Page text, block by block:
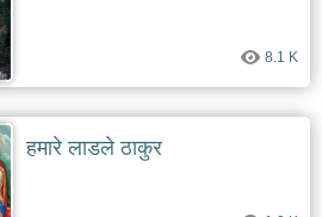
8.1 K
हमारे लाडले ठाकुर